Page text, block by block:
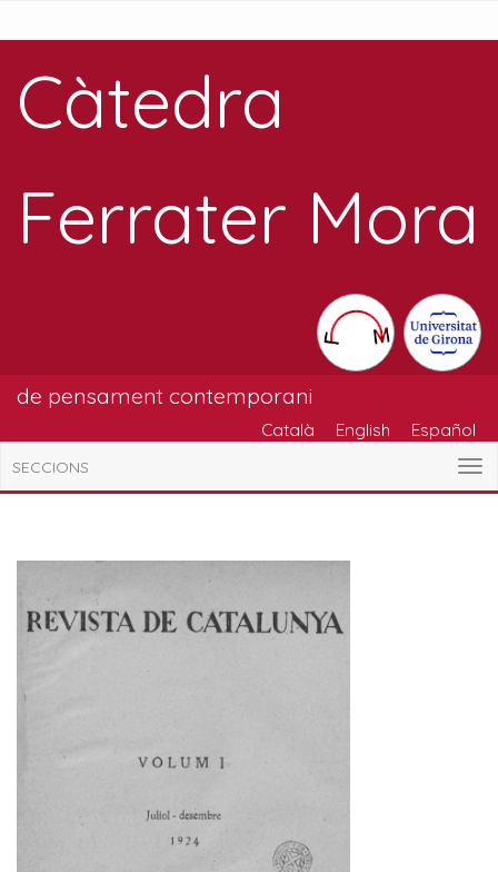
Càtedra
Ferrater Mora
de pensament contemporani
Català English Español
SECCIONS